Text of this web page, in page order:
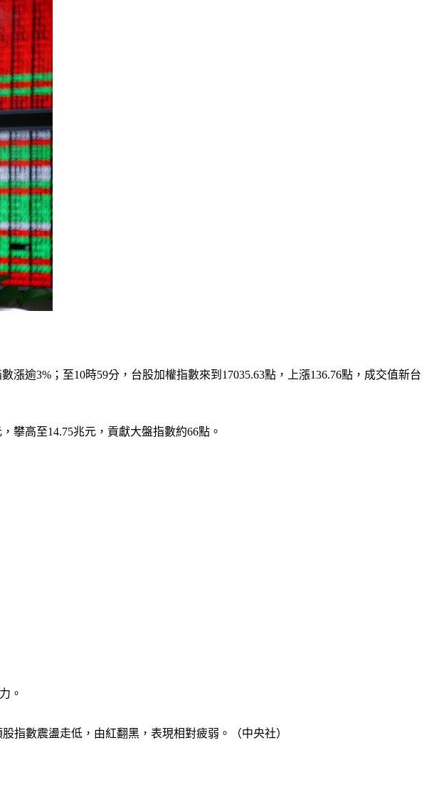
逾3%；至10時59分，台股加權指數來到17035.63點，上漲136.76點，成交值新台
攀高至14.75兆元，貢獻大盤指數約66點。
。
指數震盪走低，由紅翻黑，表現相對疲弱。（中央社）